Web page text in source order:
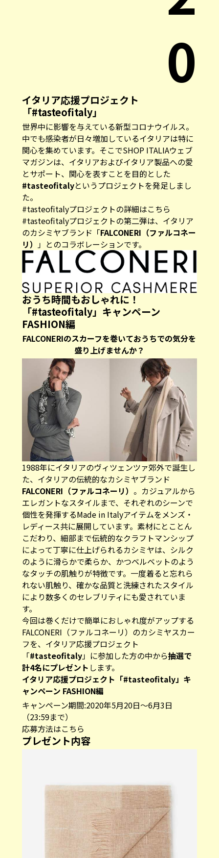
0
イタリア応援プロジェクト
「#tasteofitaly」
世界中に影響を与えている新型コロナウイルス。
中でも感染者が日々増加しているイタリアは特に
関心を集めています。そこでSHOP ITALIAウェブ
マガジンは、イタリアおよびイタリア製品への愛
とサポート、関心を表すことを目的とした
#tasteofitalyというプロジェクトを発足しまし
た。
#tasteofitalyプロジェクトの詳細はこちら
#tasteofitalyプロジェクトの第二弾は、イタリア
のカシミヤブランド「FALCONERI（ファルコネー
リ）
」とのコラボレーションです。
おうち時間もおしゃれに！
「#tasteofitaly」キャンペーン
FASHION編
FALCONERIのスカーフを巻いておうちでの気分を
盛り上げませんか？
1988年にイタリアのヴィツェンツァ郊外で誕生し
た、イタリアの伝統的なカシミヤブランド
FALCONERI（ファルコネーリ） 。カジュアルから
エレガントなスタイルまで、それぞれのシーンで
個性を発揮するMade in Italyアイテムをメンズ・
レディース共に展開しています。素材にとことん
こだわり、細部まで伝統的なクラフトマンシップ
によって丁寧に仕上げられるカシミヤは、シルク
のように滑らかで柔らか、かつベルベットのよう
なタッチの肌触りが特徴です。一度着ると忘れら
れない肌触り、確かな品質と洗練されたスタイル
により数多くのセレブリティにも愛されていま
す。
今回は巻くだけで簡単におしゃれ度がアップする
FALCONERI（ファルコネーリ）のカシミヤスカー
フを、イタリア応援プロジェクト
「#tasteofitaly」に参加した方の中から抽選で
計4名にプレゼント します。
イタリア応援プロジェクト「#tasteofitaly」キ
ャンペーン FASHION編
キャンペーン期間:2020年5月20日〜6月3日
（23:59まで）
応募方法はこちら
プレゼント内容